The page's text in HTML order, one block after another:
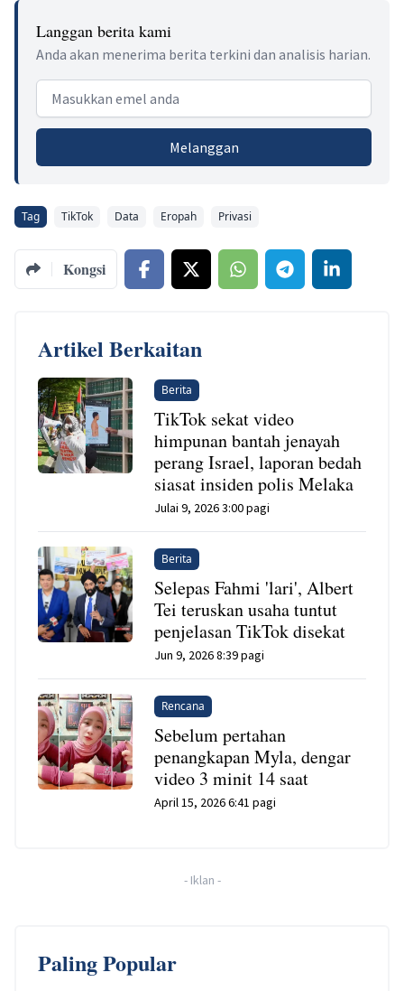
Langgan berita kami
Anda akan menerima berita terkini dan analisis harian.
Email address
Melanggan
Tag TikTok Data Eropah Privasi
Kongsi
Artikel Berkaitan
Berita
TikTok sekat video
himpunan bantah jenayah
perang Israel, laporan bedah
siasat insiden polis Melaka
Julai 9, 2026 3:00 pagi
Berita
Selepas Fahmi 'lari', Albert
Tei teruskan usaha tuntut
penjelasan TikTok disekat
Jun 9, 2026 8:39 pagi
Rencana
Sebelum pertahan
penangkapan Myla, dengar
video 3 minit 14 saat
April 15, 2026 6:41 pagi
- Iklan -
Paling Popular